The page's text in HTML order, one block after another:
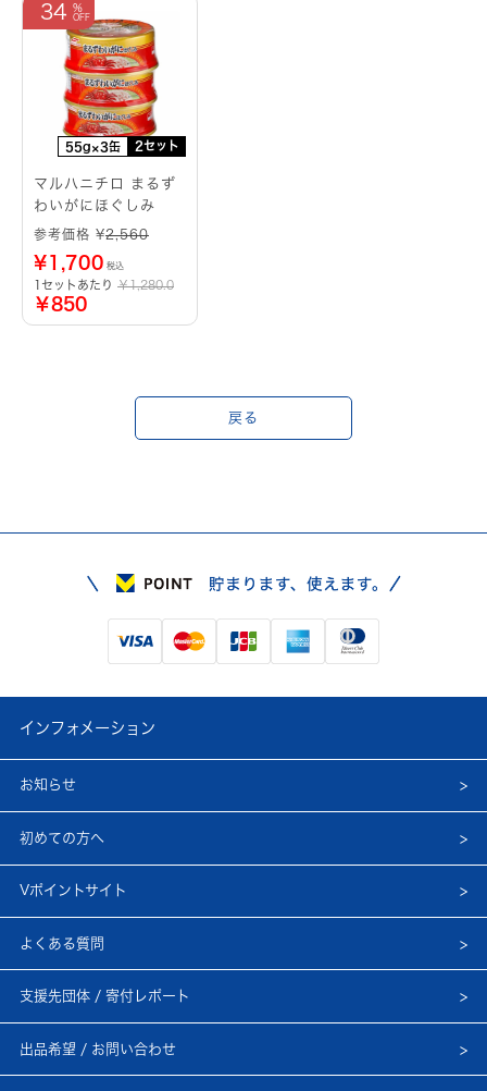
55g×3缶 2セット
34
マルハニチロ まるず
わいがにほぐしみ
参考価格 ¥2,560
¥1,700 税込
1セットあたり ￥1,280.0
￥850
戻る
インフォメーション
お知らせ
初めての方へ
Vポイントサイト
よくある質問
支援先団体 / 寄付レポート
出品希望 / お問い合わせ